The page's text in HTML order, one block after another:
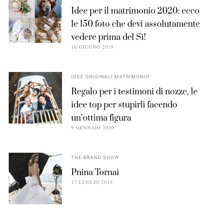
Idee per il matrimonio 2020: ecco
le 150 foto che devi assolutamente
vedere prima del Sì!
10 GIUGNO 2019
IDEE ORIGINALI MATRIMONIO
Regalo per i testimoni di nozze, le
idee top per stupirli facendo
un’ottima figura
9 GENNAIO 2020
THE BRAND SHOW
Pnina Tornai
17 LUGLIO 2019